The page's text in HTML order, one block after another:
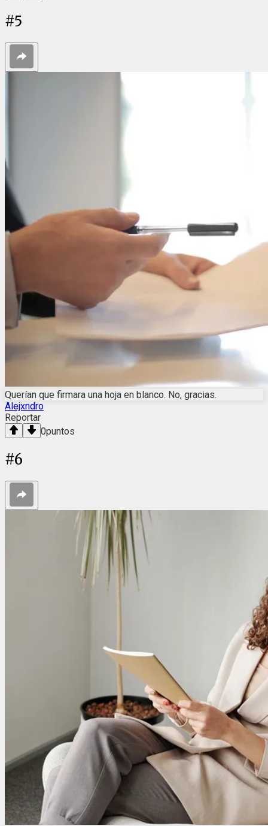
#5
Querían que firmara una hoja en blanco. No, gracias.
Alejxndro
Reportar
0puntos
#6